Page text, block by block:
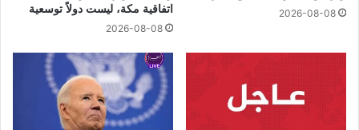
2026-08-08
اتفاقية مكة، ليست دولاً توسعية
2026-08-08